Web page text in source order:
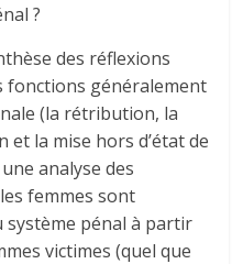
?
des réflexions
généralement
(la rétribution, la
la mise hors d’état de
analyse des
femmes sont
système pénal à partir
victimes (quel que